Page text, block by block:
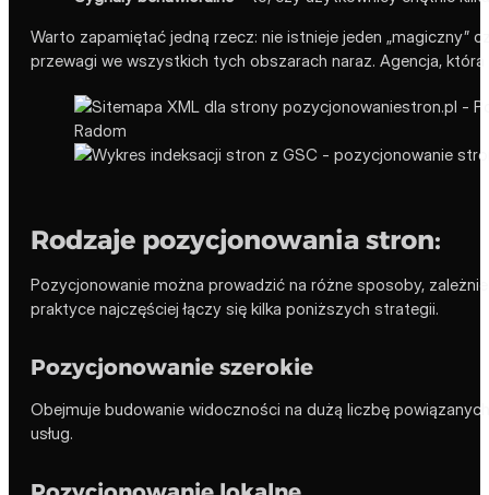
Warto zapamiętać jedną rzecz: nie istnieje jeden
przewagi we wszystkich tych obszarach naraz. Agencja,
Rodzaje pozycjonowania stron:
Pozycjonowanie można prowadzić na różne sposoby,
praktyce najczęściej łączy się kilka poniższych strategii.
Pozycjonowanie szerokie
Obejmuje budowanie widoczności na dużą liczbę
usług.